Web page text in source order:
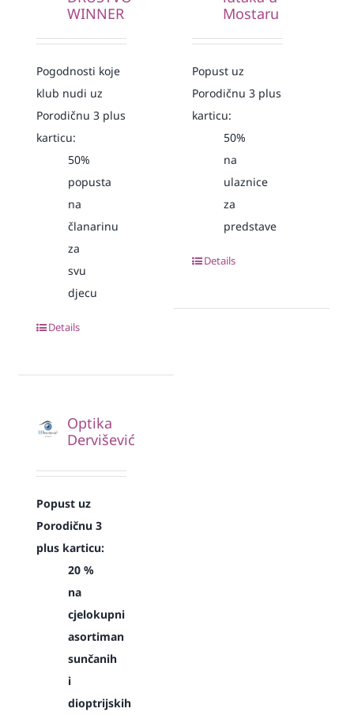
WINNER
Pogodnosti koje
klub nudi uz
Porodičnu 3 plus
karticu:
50%
popusta
na
članarinu
za
svu
djecu
Details
Mostaru
Popust uz
Porodičnu 3 plus
karticu:
50%
na
ulaznice
za
predstave
Details
Optika
Dervišević
Popust uz
Porodičnu 3
plus karticu:
20 %
na
cjelokupni
asortiman
sunčanih
i
dioptrijskih